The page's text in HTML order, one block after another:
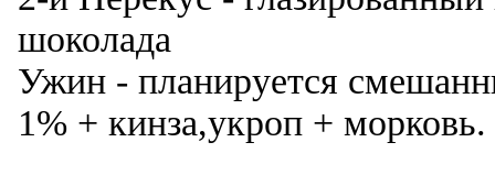
шоколада
Ужин - планируется
1% + кинза,укроп + морковь.